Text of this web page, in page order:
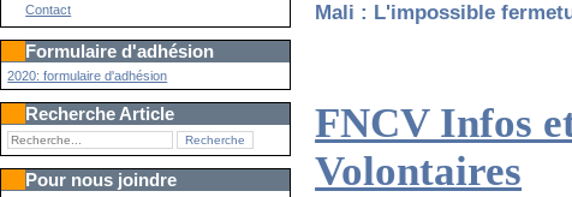
Contact
Formulaire d'adhésion
2020: formulaire d'adhésion
Recherche Article
Pour nous joindre
Mali : L'impossible
FNCV Infos
Volontaires